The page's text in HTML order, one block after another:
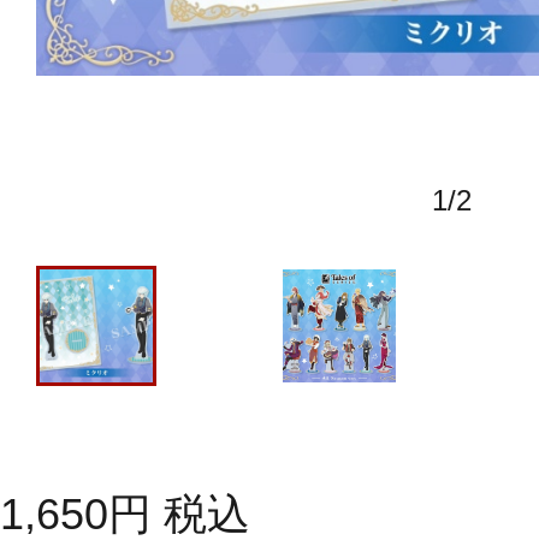
1/2
1,650円 税込